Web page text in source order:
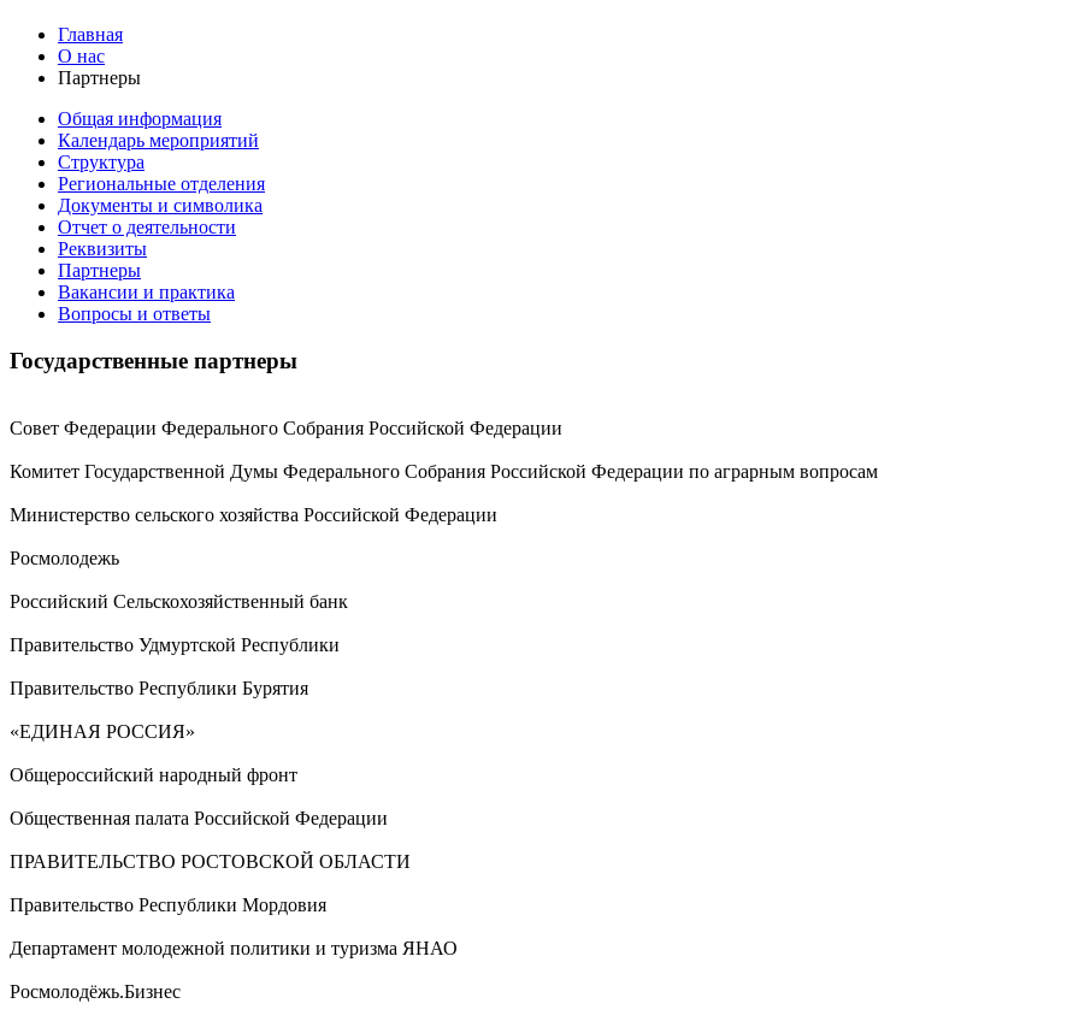
Главная
О нас
Партнеры
Общая информация
Календарь мероприятий
Структура
Региональные отделения
Документы и символика
Отчет о деятельности
Реквизиты
Партнеры
Вакансии и практика
Вопросы и ответы
Государственные партнеры
Совет Федерации Федерального Собрания Российской Федерации
Комитет Государственной Думы Федерального Собрания Российской Федерации по аграрным вопросам
Министерство сельского хозяйства Российской Федерации
Росмолодежь
Российский Сельскохозяйственный банк
Правительство Удмуртской Республики
Правительство Республики Бурятия
«ЕДИНАЯ РОССИЯ»
Общероссийский народный фронт
Общественная палата Российской Федерации
ПРАВИТЕЛЬСТВО РОСТОВСКОЙ ОБЛАСТИ
Правительство Республики Мордовия
Департамент молодежной политики и туризма ЯНАО
Росмолодёжь.Бизнес